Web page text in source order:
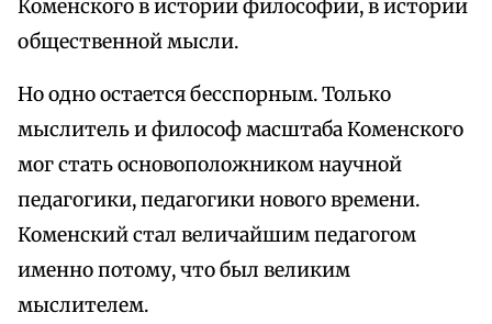
Коменского в истории философии, в истории
общественной мысли.
Но одно остается бесспорным. Только
мыслитель и философ масштаба Коменского
мог стать основоположником научной
педагогики, педагогики нового времени.
Коменский стал величайшим педагогом
именно потому, что был великим
мыслителем.